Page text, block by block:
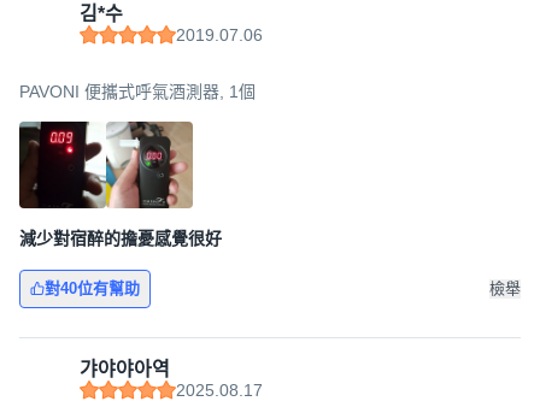
김*수
2019.07.06
PAVONI 便攜式呼氣酒測器, 1個
減少對宿醉的擔憂感覺很好
對40位有幫助 檢舉
갸야야아역
2025.08.17